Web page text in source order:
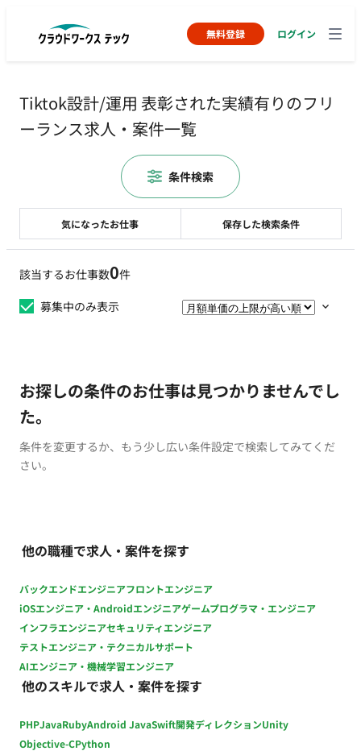
無料登録 ログイン
Tiktok設計/運用 表彰された実績有りのフリ
ーランス求人・案件一覧
該当するお仕事数0件
募集中のみ表示
お探しの条件のお仕事は見つかりませんでし
た。
条件を変更するか、もう少し広い条件設定で検索してみてくだ
さい。
他の職種で求人・案件を探す
バックエンドエンジニアフロントエンジニア
iOSエンジニア・Androidエンジニアゲームプログラマ・エンジニア
インフラエンジニアセキュリティエンジニア
テストエンジニア・テクニカルサポート
AIエンジニア・機械学習エンジニア
他のスキルで求人・案件を探す
PHPJavaRubyAndroid JavaSwift開発ディレクションUnity
Objective-CPython
気になったお仕事 保存した検索条件
条件検索